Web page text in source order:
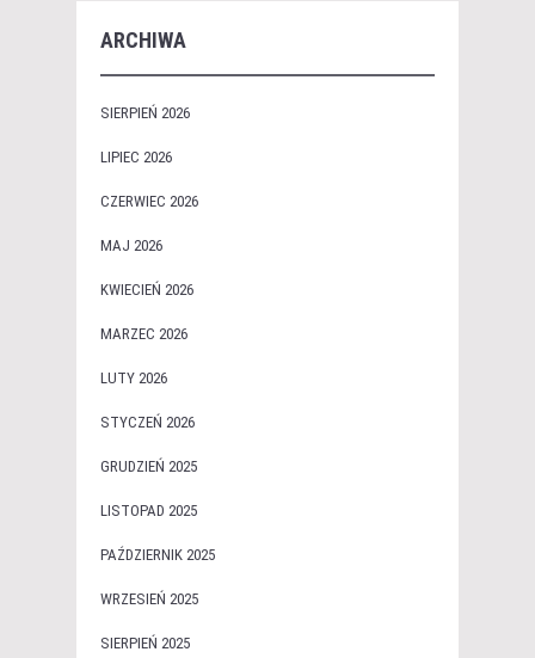
ARCHIWA
SIERPIEŃ 2026
LIPIEC 2026
CZERWIEC 2026
MAJ 2026
KWIECIEŃ 2026
MARZEC 2026
LUTY 2026
STYCZEŃ 2026
GRUDZIEŃ 2025
LISTOPAD 2025
PAŹDZIERNIK 2025
WRZESIEŃ 2025
SIERPIEŃ 2025